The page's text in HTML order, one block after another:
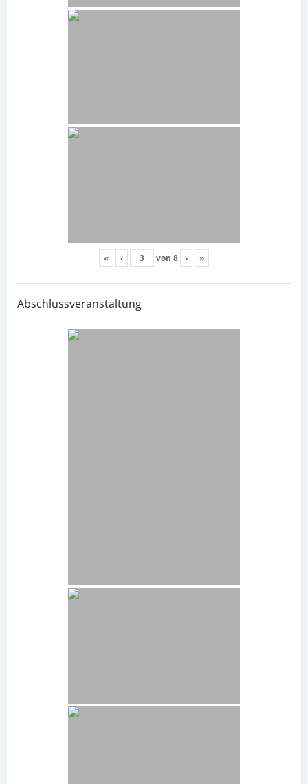
« ‹ von 8 › »
Abschlussveranstaltung